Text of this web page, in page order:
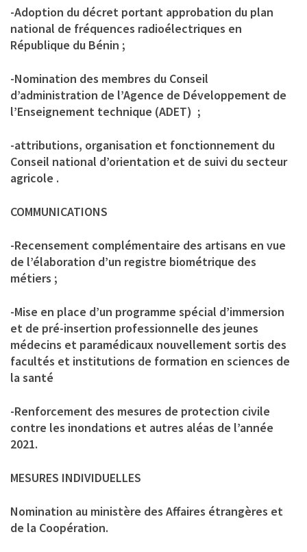
-Adoption du décret portant approbation du plan
national de fréquences radioélectriques en
République du Bénin ;
-Nomination des membres du Conseil
d’administration de l’Agence de Développement de
l’Enseignement technique (ADET) ;
-attributions, organisation et fonctionnement du
Conseil national d’orientation et de suivi du secteur
agricole .
COMMUNICATIONS
-Recensement complémentaire des artisans en vue
de l’élaboration d’un registre biométrique des
métiers ;
-Mise en place d’un programme spécial d’immersion
et de pré-insertion professionnelle des jeunes
médecins et paramédicaux nouvellement sortis des
facultés et institutions de formation en sciences de
la santé
-Renforcement des mesures de protection civile
contre les inondations et autres aléas de l’année
2021.
MESURES INDIVIDUELLES
Nomination au ministère des Affaires étrangères et
de la Coopération.